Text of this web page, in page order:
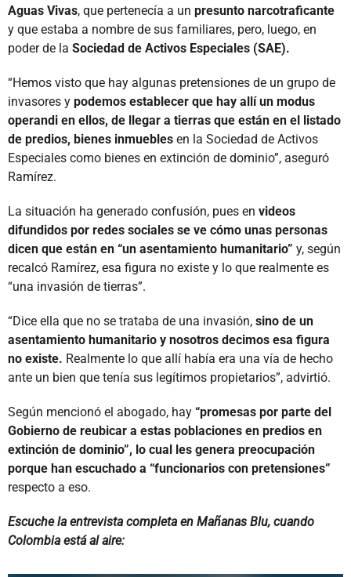
Aguas Vivas, que pertenecía a un presunto narcotraficante
y que estaba a nombre de sus familiares, pero, luego, en
poder de la Sociedad de Activos Especiales (SAE).
“Hemos visto que hay algunas pretensiones de un grupo de
invasores y podemos establecer que hay allí un modus
operandi en ellos, de llegar a tierras que están en el listado
de predios, bienes inmuebles en la Sociedad de Activos
Especiales como bienes en extinción de dominio”, aseguró
Ramírez.
La situación ha generado confusión, pues en videos
difundidos por redes sociales se ve cómo unas personas
dicen que están en “un asentamiento humanitario” y, según
recalcó Ramírez, esa figura no existe y lo que realmente es
“una invasión de tierras”.
“Dice ella que no se trataba de una invasión, sino de un
asentamiento humanitario y nosotros decimos esa figura
no existe. Realmente lo que allí había era una vía de hecho
ante un bien que tenía sus legítimos propietarios”, advirtió.
Según mencionó el abogado, hay “promesas por parte del
Gobierno de reubicar a estas poblaciones en predios en
extinción de dominio”, lo cual les genera preocupación
porque han escuchado a “funcionarios con pretensiones”
respecto a eso.
Escuche la entrevista completa en Mañanas Blu, cuando
Colombia está al aire: